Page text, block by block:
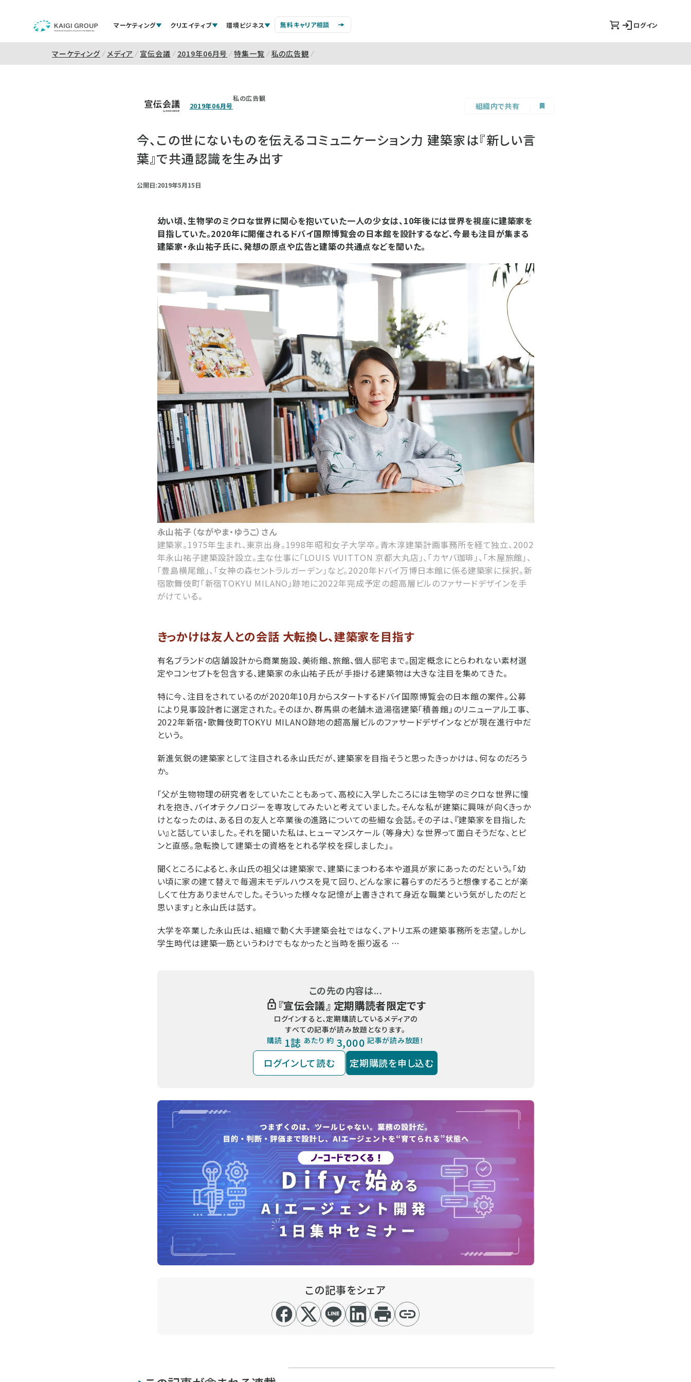
マーケティング クリエイティブ 環境ビジネス 無料キャリア相談 ログイン
マーケティング メディア 宣伝会議 2019年06月号 特集一覧 私の広告観
2019年06月号
私の広告観
組織内で共有
今、この世にないものを伝えるコミュニケーション力 建築家は『新しい言
葉』で共通認識を生み出す
公開日:2019年5月15日
幼い頃、生物学のミクロな世界に関心を抱いていた一人の少女は、10年後には世界を視座に建築家を
目指していた。2020年に開催されるドバイ国際博覧会の日本館を設計するなど、今最も注目が集まる
建築家・永山祐子氏に、発想の原点や広告と建築の共通点などを聞いた。
永山祐子（ながやま・ゆうこ）さん
建築家。1975年生まれ、東京出身。1998年昭和女子大学卒。青木淳建築計画事務所を経て独立、2002
年永山祐子建築設計設立。主な仕事に「LOUIS VUITTON 京都大丸店」、「カヤバ珈琲」、「木屋旅館」、
「豊島横尾館」、「女神の森セントラルガーデン」など。2020年ドバイ万博日本館に係る建築家に採択。新
宿歌舞伎町「新宿TOKYU MILANO」跡地に2022年完成予定の超高層ビルのファサードデザインを手
がけている。
きっかけは友人との会話 大転換し、建築家を目指す
有名ブランドの店舗設計から商業施設、美術館、旅館、個人邸宅まで。固定概念にとらわれない素材選
定やコンセプトを包含する、建築家の永山祐子氏が手掛ける建築物は大きな注目を集めてきた。
特に今、注目をされているのが2020年10月からスタートするドバイ国際博覧会の日本館の案件。公募
により見事設計者に選定された。そのほか、群馬県の老舗木造湯宿建築「積善館」のリニューアル工事、
2022年新宿・歌舞伎町TOKYU MILANO跡地の超高層ビルのファサードデザインなどが現在進行中だ
という。
新進気鋭の建築家として注目される永山氏だが、建築家を目指そうと思ったきっかけは、何なのだろう
か。
「父が生物物理の研究者をしていたこともあって、高校に入学したころには生物学のミクロな世界に憧
れを抱き、バイオテクノロジーを専攻してみたいと考えていました。そんな私が建築に興味が向くきっか
けとなったのは、ある日の友人と卒業後の進路についての些細な会話。その子は、『建築家を目指した
い』と話していました。それを聞いた私は、ヒューマンスケール（等身大）な世界って面白そうだな、とピ
ンと直感。急転換して建築士の資格をとれる学校を探しました」。
聞くところによると、永山氏の祖父は建築家で、建築にまつわる本や道具が家にあったのだという。「幼
い頃に家の建て替えで毎週末モデルハウスを見て回り、どんな家に暮らすのだろうと想像することが楽
しくて仕方ありませんでした。そういった様々な記憶が上書きされて身近な職業という気がしたのだと
思います」と永山氏は話す。
大学を卒業した永山氏は、組織で動く大手建築会社ではなく、アトリエ系の建築事務所を志望。しかし
学生時代は建築一筋というわけでもなかったと当時を振り返る …
この先の内容は...
『宣伝会議』 定期購読者限定です
ログインすると、定期購読しているメディアの
すべての記事が読み放題となります。
購読 1誌 あたり 約 3,000 記事が読み放題！
ログインして読む 定期購読を申し込む
この記事をシェア